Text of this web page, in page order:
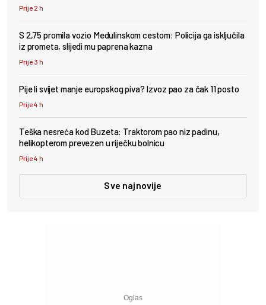
Prije 2 h
S 2,75 promila vozio Medulinskom cestom: Policija ga isključila
iz prometa, slijedi mu paprena kazna
Prije 3 h
Pije li svijet manje europskog piva? Izvoz pao za čak 11 posto
Prije 4 h
Teška nesreća kod Buzeta: Traktorom pao niz padinu,
helikopterom prevezen u riječku bolnicu
Prije 4 h
Sve najnovije